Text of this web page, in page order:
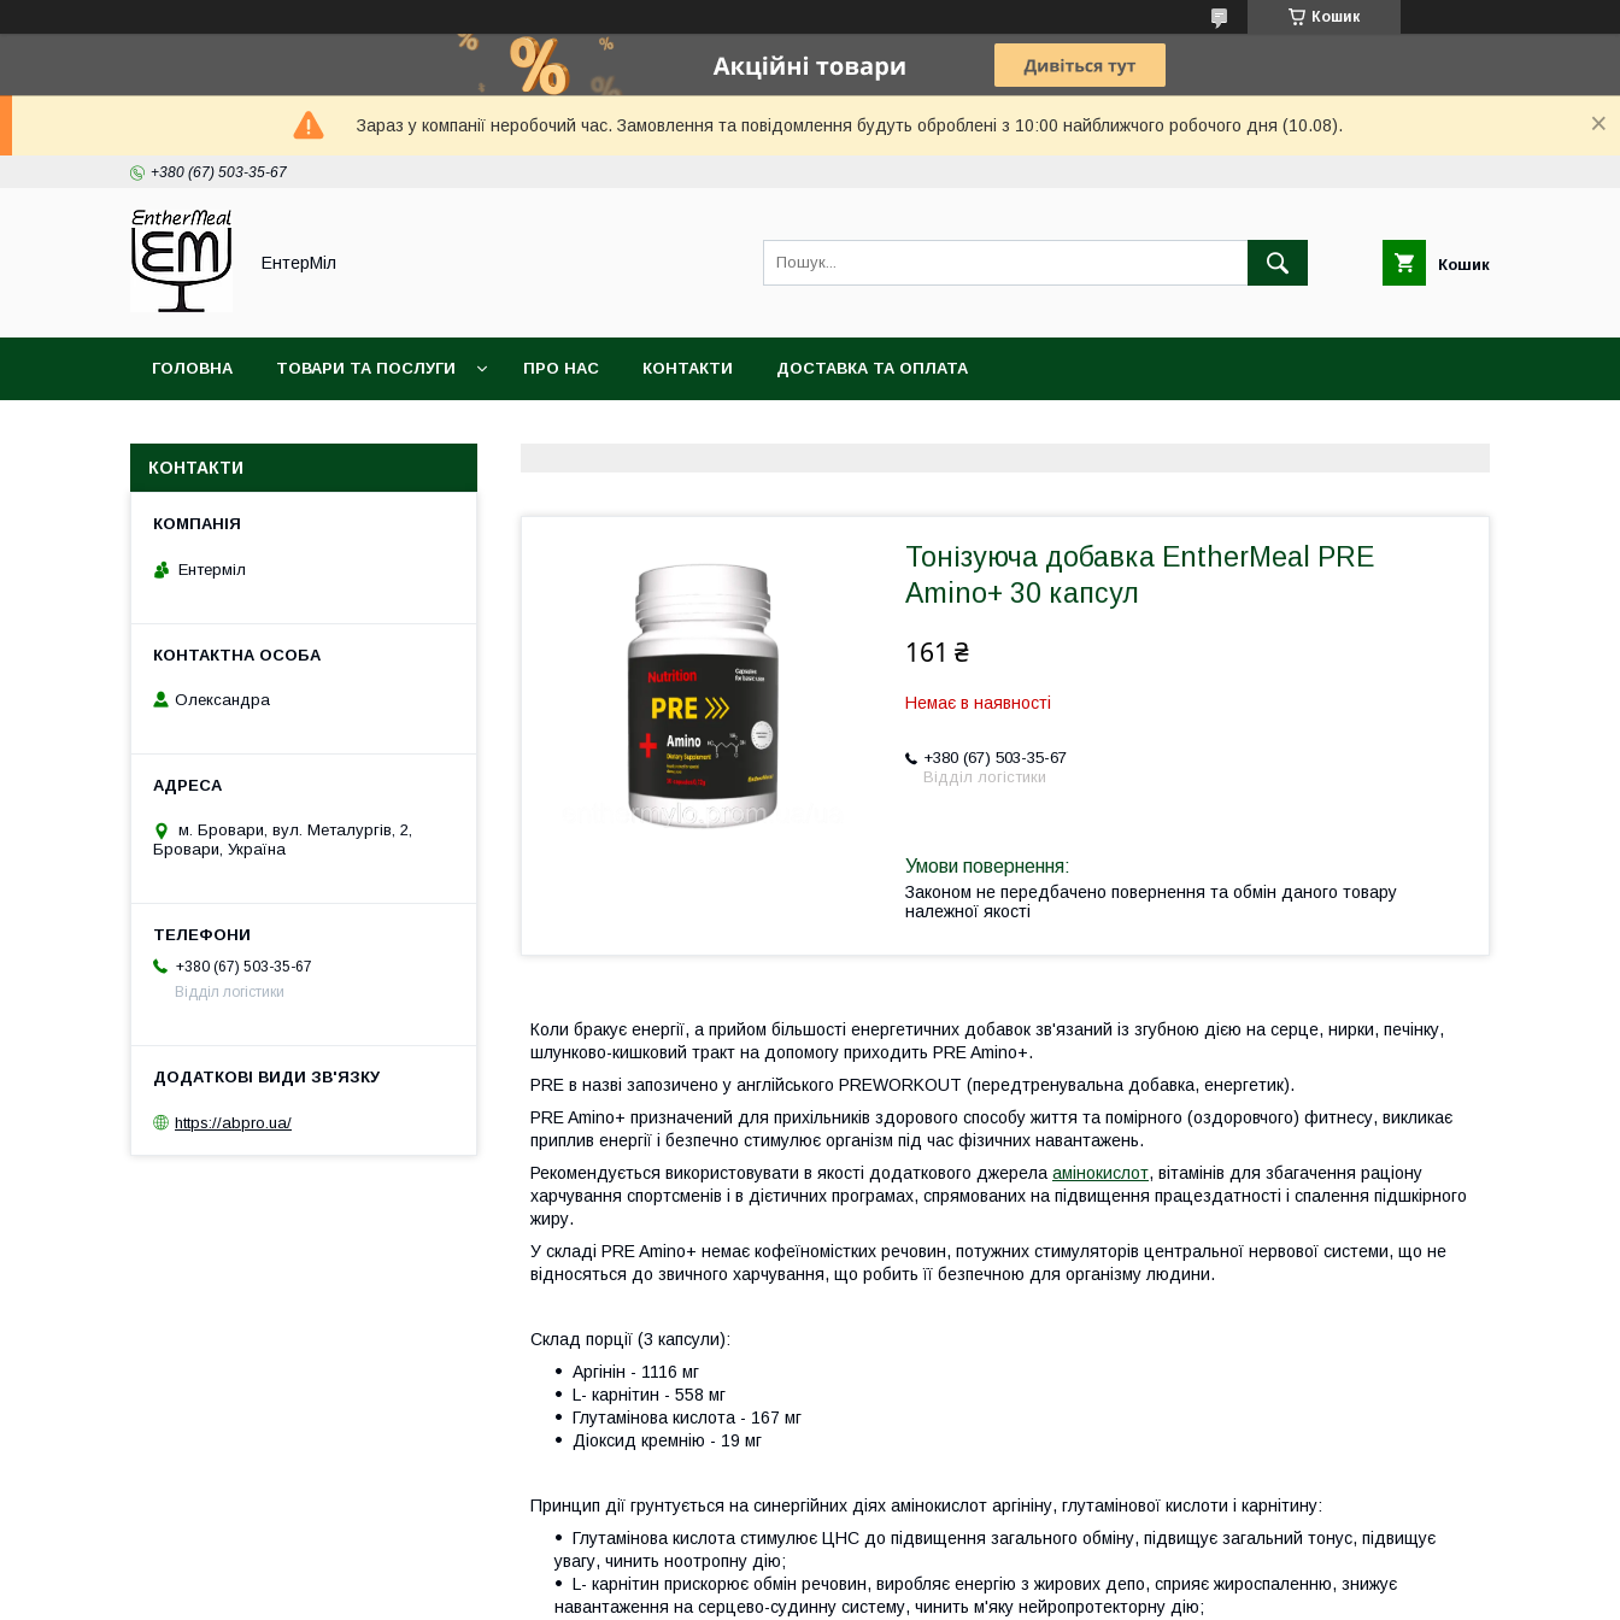
Кошик
Зараз у компанії неробочий час. Замовлення та повідомлення будуть оброблені з 10:00 найближчого робочого дня (10.08).
+380 (67) 503-35-67
ЕнтерМіл Кошик
ГОЛОВНА ТОВАРИ ТА ПОСЛУГИ ПРО НАС КОНТАКТИ ДОСТАВКА ТА ОПЛАТА
Тонізуюча добавка EntherMeal PRE
Amino+ 30 капсул
161 ₴
Немає в наявності
+380 (67) 503-35-67
Відділ логістики
Законом не передбачено повернення та обмін даного товару
належної якості
Коли бракує енергії, а прийом більшості енергетичних добавок зв'язаний із згубною дією на серце, нирки, печінку,
шлунково-кишковий тракт на допомогу приходить PRE Amino+.
PRE в назві запозичено у англійського PREWORKOUT (передтренувальна добавка, енергетик).
PRE Amino+ призначений для прихільників здорового способу життя та помірного (оздоровчого) фитнесу, викликає
приплив енергії і безпечно стимулює організм під час фізичних навантажень.
Рекомендується використовувати в якості додаткового джерела амінокислот, вітамінів для збагачення раціону
харчування спортсменів і в дієтичних програмах, спрямованих на підвищення працездатності і спалення підшкірного
жиру.
У складі PRE Amino+ немає кофеїномістких речовин, потужних стимуляторів центральної нервової системи, що не
відносяться до звичного харчування, що робить її безпечною для організму людини.
Склад порції (3 капсули):
Аргінін - 1116 мг
L- карнітин - 558 мг
Глутамінова кислота - 167 мг
Діоксид кремнію - 19 мг
Принцип дії грунтується на синергійних діях амінокислот аргініну, глутамінової кислоти і карнітину:
Глутамінова кислота стимулює ЦНС до підвищення загального обміну, підвищує загальний тонус, підвищує
увагу, чинить ноотропну дію;
L- карнітин прискорює обмін речовин, виробляє енергію з жирових депо, сприяє жироспаленню, знижує
навантаження на серцево-судинну систему, чинить м'яку нейропротекторну дію;
КОНТАКТИ
Ентерміл
Олександра
м. Бровари, вул. Металургів, 2,
Бровари, Україна
+380 (67) 503-35-67
Відділ логістики
https://abpro.ua/